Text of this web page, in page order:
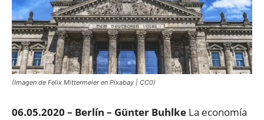
(Imagen de Felix Mittermeier en Pixabay | CC0)
06.05.2020 – Berlín – Günter Buhlke La economía